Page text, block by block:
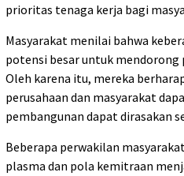
prioritas tenaga kerja bagi
Masyarakat menilai bahwa
potensi besar untuk mendorong
Oleh karena itu, mereka
perusahaan dan masyarakat
pembangunan dapat dirasakan
Beberapa perwakilan
plasma dan pola kemitraan